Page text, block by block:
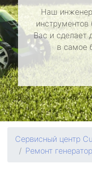
Наш
инструментов
Вас и сделает
в самое
Сервисный центр
Ремонт